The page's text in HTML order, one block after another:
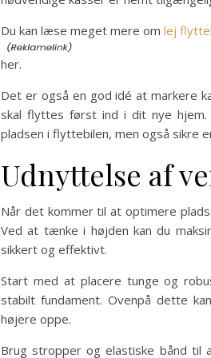
Du kan læse meget mere om lej
her.
Det er også en god idé at markere
skal flyttes først ind i dit nye
pladsen i flyttebilen, men også sikre
Udnyttelse af
Når det kommer til at optimere
Ved at tænke i højden kan du
sikkert og effektivt.
Start med at placere tunge og
stabilt fundament. Ovenpå dette
højere oppe.
Brug stropper og elastiske bånd til